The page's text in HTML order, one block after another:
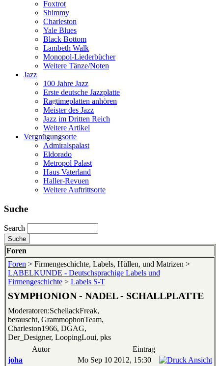
Foxtrot
Shimmy
Charleston
Yale Blues
Black Bottom
Lambeth Walk
Monopol-Liederbücher
Weitere Tänze/Noten
Jazz
100 Jahre Jazz
Erste deutsche Jazzplatte
Ragtimeplatten anhören
Meister des Jazz
Jazz im Dritten Reich
Weitere Artikel
Vergnügungsorte
Admiralspalast
Eldorado
Metropol Palast
Haus Vaterland
Haller-Revuen
Weitere Auftrittsorte
Suche
Search
Foren
Foren > Firmengeschichte, Labels, Hüllen, und Matrizen >
LABELKUNDE - Deutschsprachige Labels und
Firmengeschichte > Labels S-T
SYMPHONION - NADEL - SCHALLPLATTE
Moderatoren:SchellackFreak,
berauscht, GrammophonTeam,
Charleston1966, DGAG,
Der_Designer, LoopingLoui, pks
Autor
Eintrag
joha
Mo Sep 10 2012, 15:30